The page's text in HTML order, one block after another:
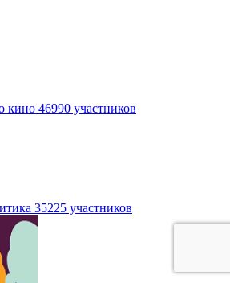
кино 46990 участников
35225 участников